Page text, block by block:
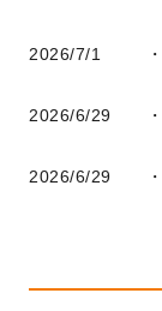
2026/7/1
2026/6/29
2026/6/29